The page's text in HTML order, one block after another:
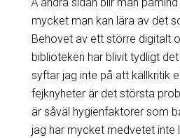
mycket man kan lära av det
Behovet av ett större digitalt
biblioteken har blivit tydligt
syftar jag inte på att källkritik
fejknyheter är det största
är såväl hygienfaktorer som
jag har mycket medvetet inte